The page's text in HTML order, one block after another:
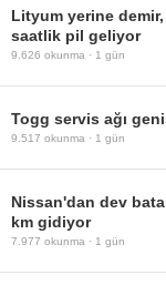
Lityum yerine
saatlik pil geliyor
9.626 okunma · 1 gün
Togg servis ağı
9.517 okunma · 1 gün
Nissan'dan dev
km gidiyor
7.977 okunma · 1 gün